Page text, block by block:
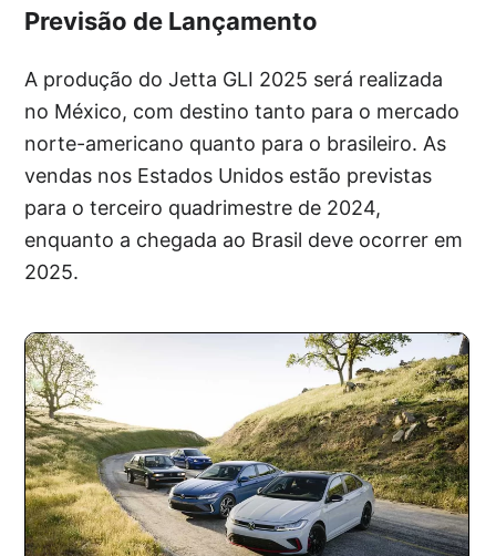
Previsão de Lançamento
A produção do Jetta GLI 2025 será realizada
no México, com destino tanto para o mercado
norte-americano quanto para o brasileiro. As
vendas nos Estados Unidos estão previstas
para o terceiro quadrimestre de 2024,
enquanto a chegada ao Brasil deve ocorrer em
2025.